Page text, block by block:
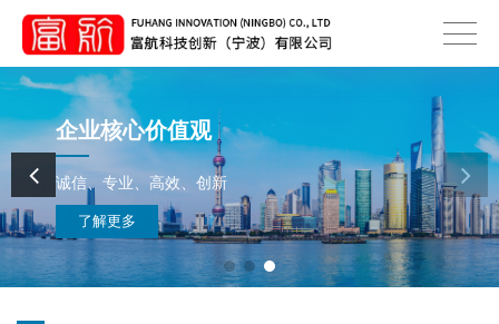
企业核心价值观
诚信、专业、高效、创新
了解更多